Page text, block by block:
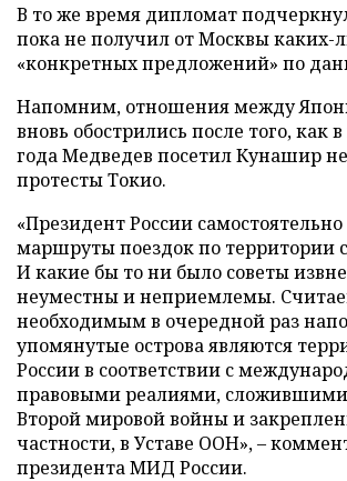
В то же время дипломат
пока не получил от Москвы каких-
«конкретных предложений» по
Напомним, отношения между
вновь обострились после того, как
года Медведев посетил Кунашир
протесты Токио.
«Президент России
маршруты поездок по территории
И какие бы то ни было советы
неуместны и неприемлемы.
необходимым в очередной раз
упомянутые острова являются
России в соответствии с
правовыми реалиями,
Второй мировой войны и
частности, в Уставе ООН», –
президента МИД России.